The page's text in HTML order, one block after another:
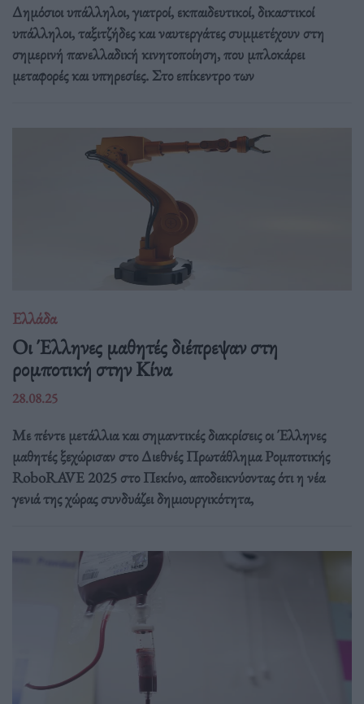
Δημόσιοι υπάλληλοι, γιατροί, εκπαιδευτικοί, δικαστικοί
υπάλληλοι, ταξιτζήδες και ναυτεργάτες συμμετέχουν στη
σημερινή πανελλαδική κινητοποίηση, που μπλοκάρει
μεταφορές και υπηρεσίες. Στο επίκεντρο των
Ελλάδα
Οι Έλληνες μαθητές διέπρεψαν στη
ρομποτική στην Κίνα
28.08.25
Με πέντε μετάλλια και σημαντικές διακρίσεις οι Έλληνες
μαθητές ξεχώρισαν στο Διεθνές Πρωτάθλημα Ρομποτικής
RoboRAVE 2025 στο Πεκίνο, αποδεικνύοντας ότι η νέα
γενιά της χώρας συνδυάζει δημιουργικότητα,